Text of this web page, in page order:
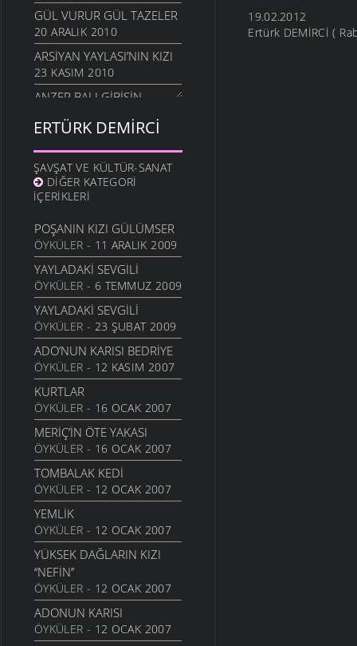
GÜL VURUR GÜL TAZELER
20 ARALIK 2010
ARSIYAN YAYLASI’NIN KIZI
23 KASIM 2010
ANZER BALI GIBISIN
SEVERIM İSTANBULU
14 EKIM 2010
GÖZLER SESSIZ AĞLADI
10 EKIM 2010
İÇIMDE SAKLIYORUM
29 EYLÜL 2010
SENSIZIM ŞIMDI
23 EYLÜL 2010
HAYALIN
20 AĞUSTOS 2010
DIRHEM DIRHEM
22 TEMMUZ 2010
GEZELIM SAHILI
28 HAZIRAN 2010
SEN VARSIN BU ŞEHIRDE
10 HAZIRAN 2010
SEVDANIN PANAYIRI
23 MAYIS 2010
BITMEZ BU AĞLAYIŞLAR
7 MAYIS 2010
NAZAR BONCUĞU GIBI
25 NISAN 2010
YALANMIŞ
10 NISAN 2010
İNADINA YAŞAMAK
30 MART 2010
ERTÜRK DEMIRCI
ŞAVŞAT VE KÜLTÜR-SANAT
DIĞER KATEGORI
İÇERIKLERI
POŞANIN KIZI GÜLÜMSER
ÖYKÜLER - 11 ARALIK 2009
YAYLADAKI SEVGILI
ÖYKÜLER - 6 TEMMUZ 2009
YAYLADAKI SEVGILI
ÖYKÜLER - 23 ŞUBAT 2009
ADO’NUN KARISI BEDRIYE
ÖYKÜLER - 12 KASIM 2007
KURTLAR
ÖYKÜLER - 16 OCAK 2007
MERİÇ’İN ÖTE YAKASI
ÖYKÜLER - 16 OCAK 2007
TOMBALAK KEDİ
ÖYKÜLER - 12 OCAK 2007
YEMLİK
ÖYKÜLER - 12 OCAK 2007
YÜKSEK DAĞLARIN KIZI
‘‘NEFİN’’
ÖYKÜLER - 12 OCAK 2007
ADONUN KARISI
ÖYKÜLER - 12 OCAK 2007
19.02.2012
Ertürk DEMİRCİ (